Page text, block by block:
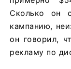
Сколько он
кампанию,
он говорил,
рекламу по